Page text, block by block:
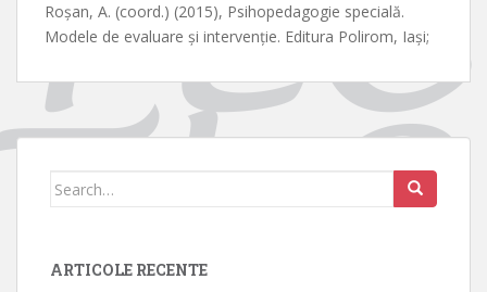
Roșan, A. (coord.) (2015), Psihopedagogie specială.
Modele de evaluare și intervenție. Editura Polirom, Iași;
Search
ARTICOLE RECENTE